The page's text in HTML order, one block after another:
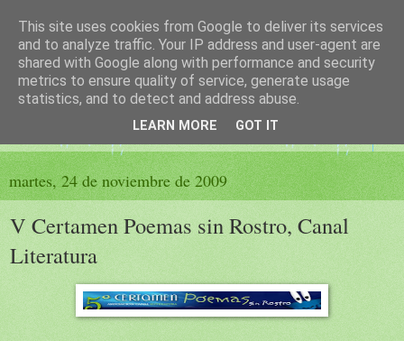
El sueño de las palabras
PÁGINA LITERARIA DE FELISA MORENO
martes, 24 de noviembre de 2009
V Certamen Poemas sin Rostro, Canal
Literatura
This site uses cookies from Google to deliver its services
and to analyze traffic. Your IP address and user-agent are
shared with Google along with performance and security
metrics to ensure quality of service, generate usage
statistics, and to detect and address abuse.
LEARN MORE GOT IT